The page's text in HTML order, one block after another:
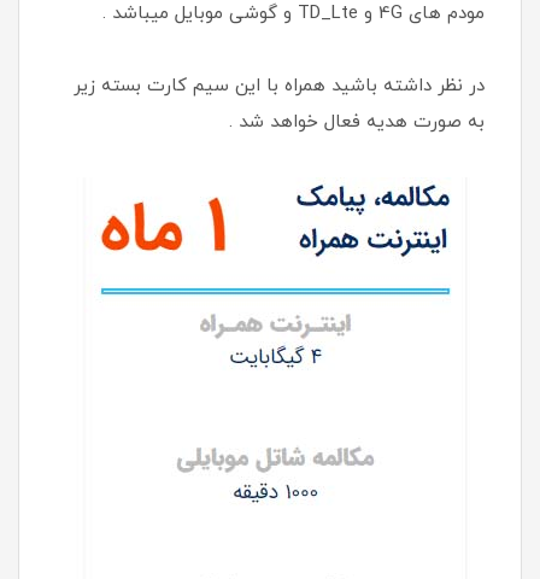
مودم های 4G و TD_Lte و گوشی موبایل میباشد .
در نظر داشته باشید همراه با این سیم کارت بسته زیر
به صورت هدیه فعال خواهد شد .